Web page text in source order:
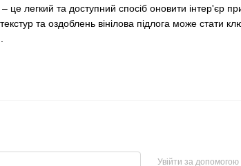
– це легкий та доступний спосіб оновити
та оздоблень вінілова підлога може стати
Увійти за допомогою